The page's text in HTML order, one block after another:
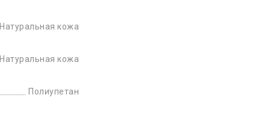
Натуральная кожа
Натуральная кожа
Полиупетан